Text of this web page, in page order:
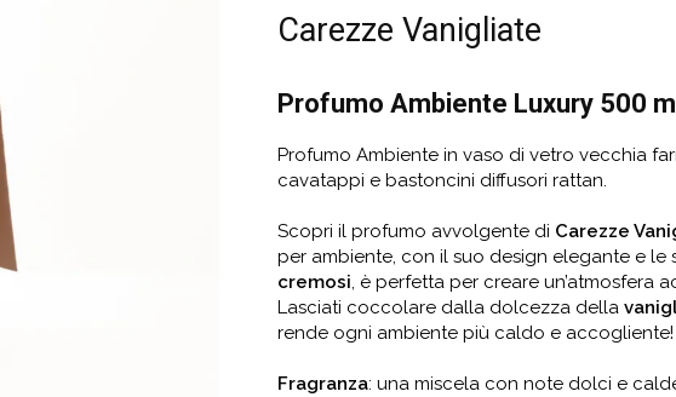
Carezze Vanigliate
Profumo Ambiente Luxury 500
Profumo Ambiente in vaso di vetro vecchia
cavatappi e bastoncini diffusori rattan.
Scopri il profumo avvolgente di Carezze
per ambiente, con il suo design elegante e le
cremosi, è perfetta per creare un’atmosfera
Lasciati coccolare dalla dolcezza della
rende ogni ambiente più caldo e accogliente!
Fragranza: una miscela con note dolci e